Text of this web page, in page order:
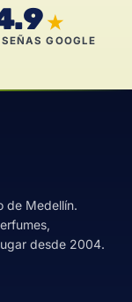
★
GOOGLE
de Medellín.
desde 2004.